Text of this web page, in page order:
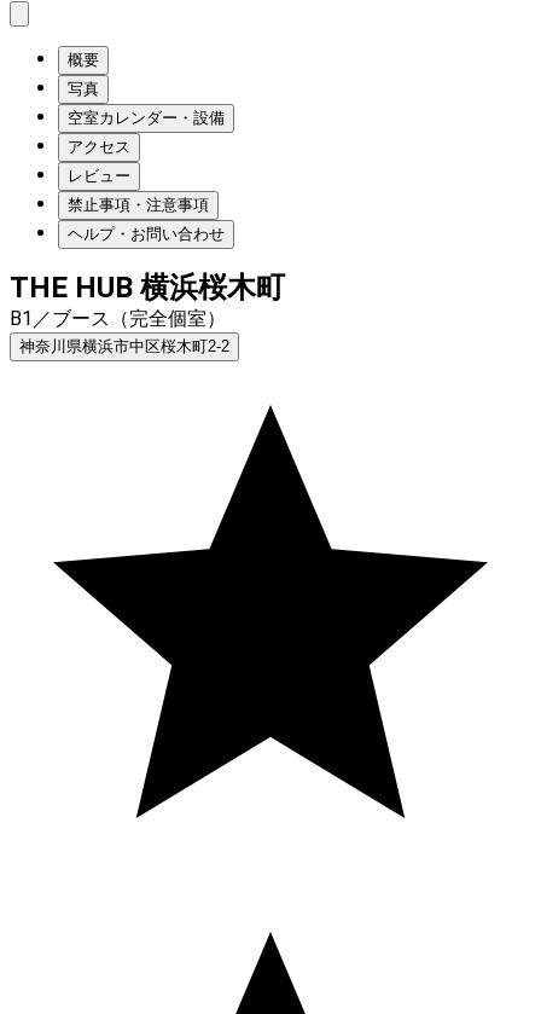
概要
写真
空室カレンダー・設備
アクセス
レビュー
禁止事項・注意事項
ヘルプ・お問い合わせ
THE HUB 横浜桜木町
B1／ブース（完全個室）
神奈川県横浜市中区桜木町2-2